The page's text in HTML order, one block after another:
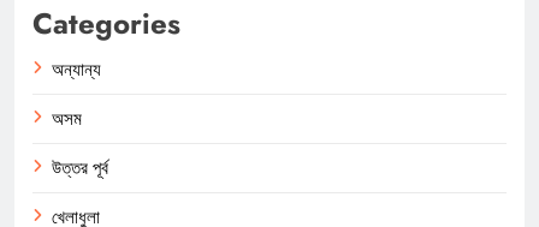
Categories
অন্যান্য
অসম
উত্তর পূর্ব
খেলাধুলা